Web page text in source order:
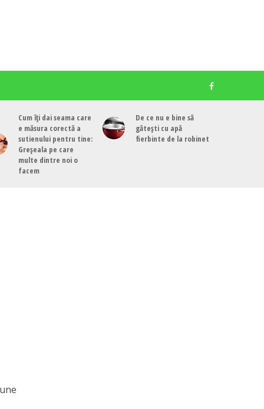
Cum îți dai seama care
e măsura corectă a
sutienului pentru tine:
Greșeala pe care
multe dintre noi o
facem
De ce nu e bine să
gătești cu apă
fierbinte de la robinet